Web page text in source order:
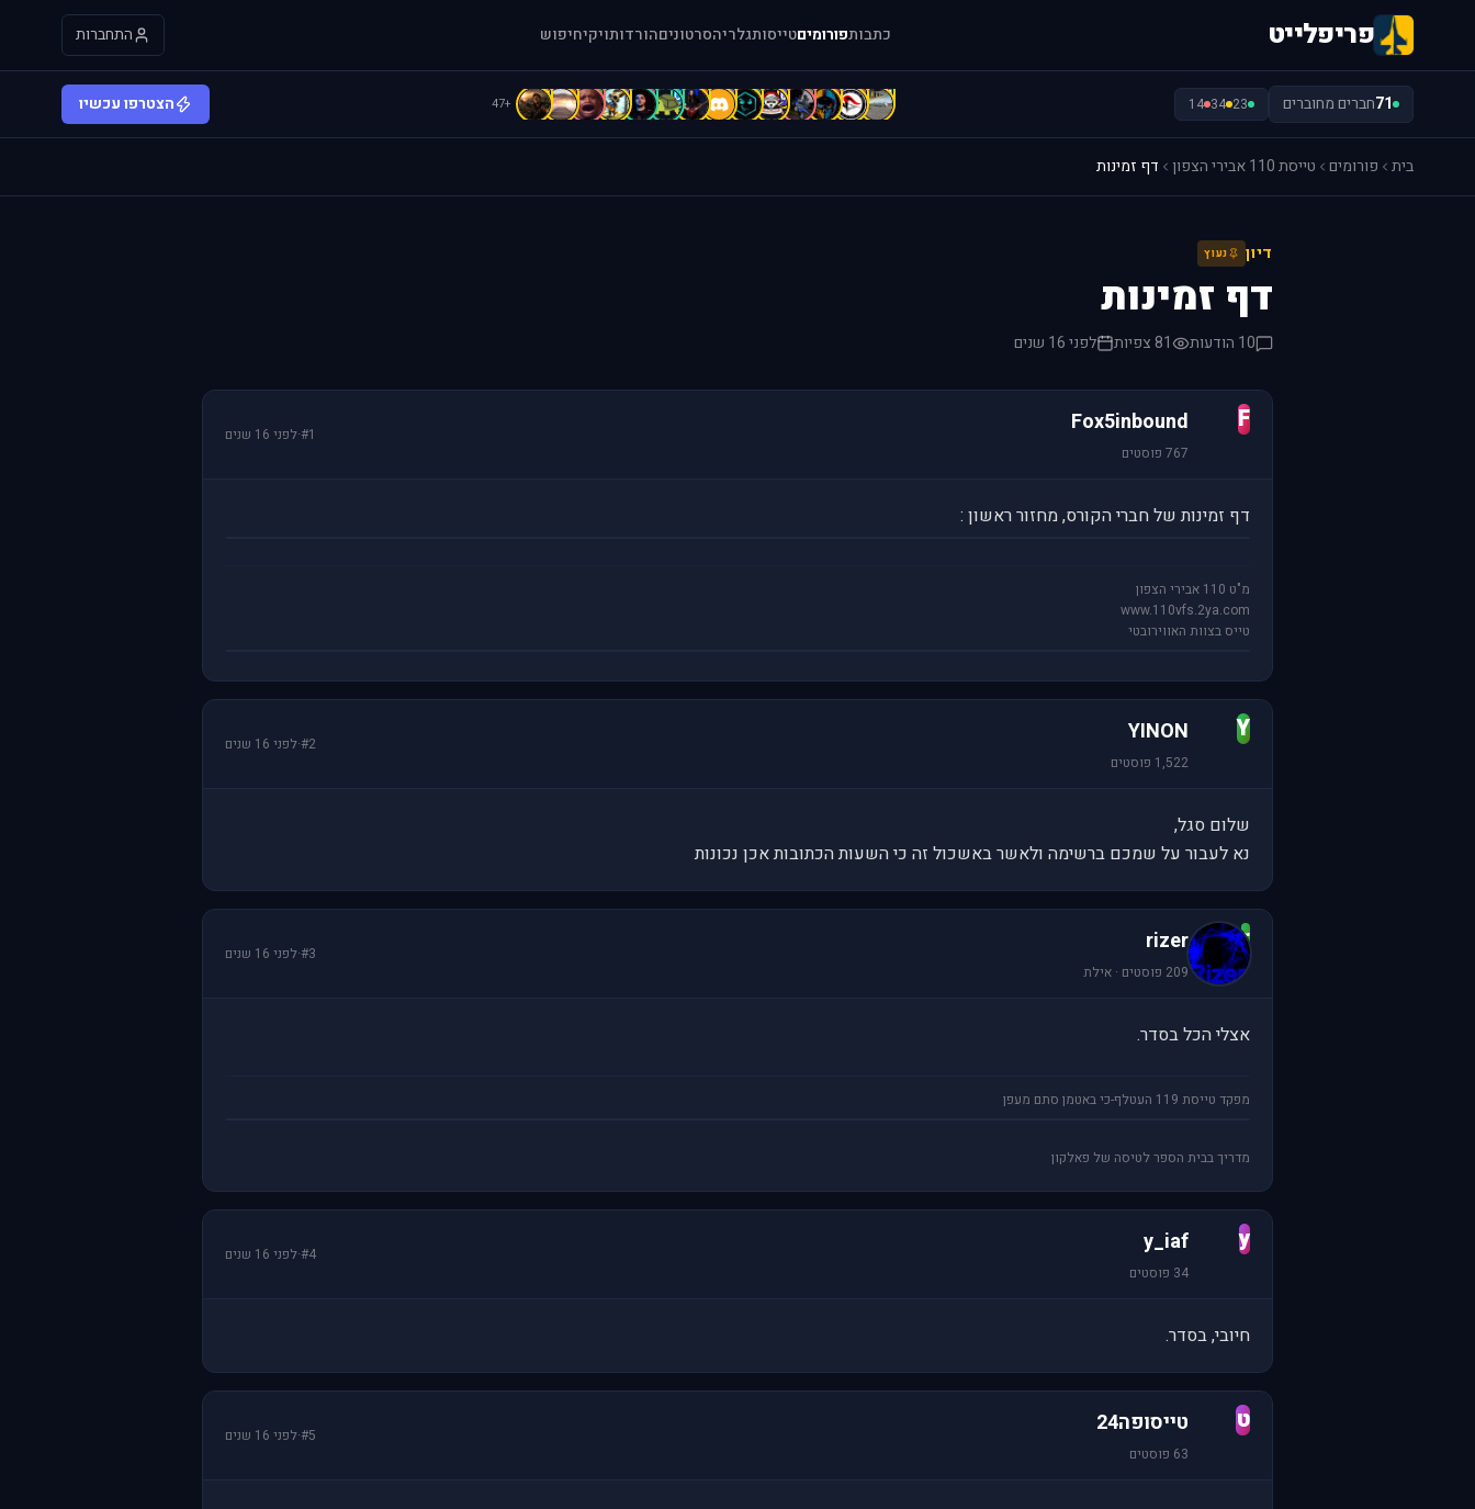
פריפלייט כתבותפורומיםטייסותגלריהסרטוניםהורדותויקיחיפוש התחברות
71חברים מחוברים 23
34
14
[
A
A
A
b
B
B
b
C
C
C
D
D
d
+47 הצטרפו עכשיו
בית פורומים טייסת 110 אבירי הצפון דף זמינות
דיון נעוץ
דף זמינות
10 הודעות 81 צפיות לפני 16 שנים
F
Fox5inbound
767 פוסטים
#1
·לפני 16 שנים
דף זמינות של חברי הקורס, מחזור ראשון :
מ"ט 110 אבירי הצפון
www.110vfs.2ya.com
טייס בצוות האווירובטי
Y
YINON
1,522 פוסטים
#2
·לפני 16 שנים
שלום סגל,
נא לעבור על שמכם ברשימה ולאשר באשכול זה כי השעות הכתובות אכן נכונות
r
rizer
209 פוסטים · אילת
#3
·לפני 16 שנים
אצלי הכל בסדר.
מפקד טייסת 119 העטלף-כי באטמן סתם מעפן
מדריך בבית הספר לטיסה של פאלקון
y
y_iaf
34 פוסטים
#4
·לפני 16 שנים
חיובי, בסדר.
ט טייסופה24
63 פוסטים
#5
·לפני 16 שנים